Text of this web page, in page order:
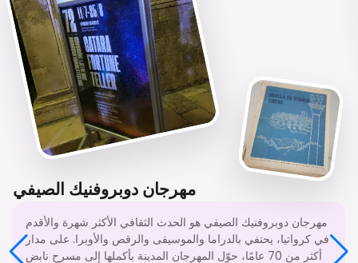
مهرجان دوبروفنيك الصيفي
مهرجان دوبروفنيك الصيفي هو الحدث الثقافي الأكثر شهرة والأقدم
في كرواتيا، يحتفي بالدراما والموسيقى والرقص والأوبرا. على مدار
أكثر من 70 عامًا، حوّل المهرجان المدينة بأكملها إلى مسرح نابض